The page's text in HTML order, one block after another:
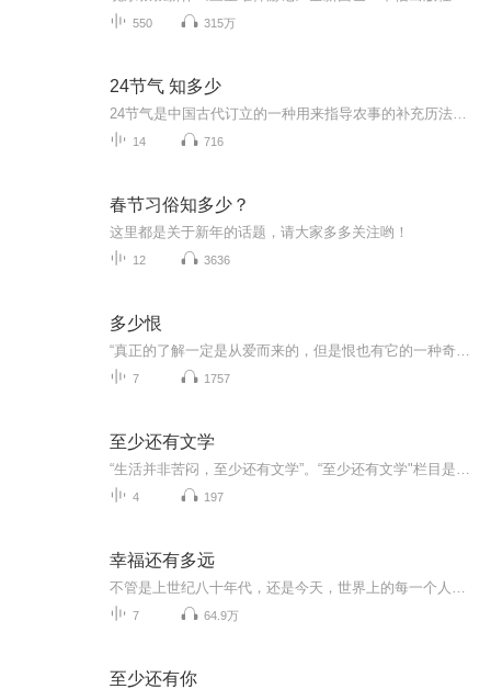
550 315万
24节气 知多少
14 716
春节习俗知多少？
这里都是关于新年的话题，请大家多多关注哟！
12 3636
多少恨
7 1757
至少还有文学
4 197
幸福还有多远
7 64.9万
至少还有你